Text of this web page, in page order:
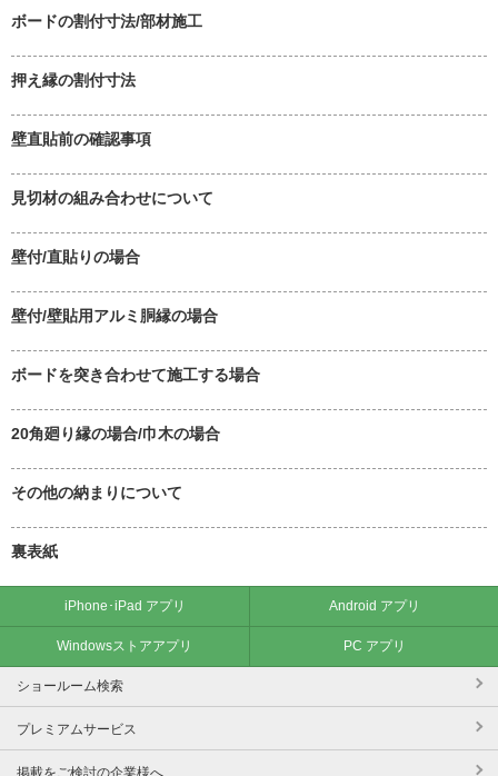
ボードの割付寸法/部材施工
押え縁の割付寸法
壁直貼前の確認事項
見切材の組み合わせについて
壁付/直貼りの場合
壁付/壁貼用アルミ胴縁の場合
ボードを突き合わせて施工する場合
20角廻り縁の場合/巾木の場合
その他の納まりについて
裏表紙
iPhone･iPad アプリ Android アプリ
Windowsストアアプリ PC アプリ
ショールーム検索
プレミアムサービス
掲載をご検討の企業様へ